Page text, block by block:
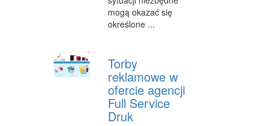
mogą okazać się
określone ...
Torby
reklamowe w
ofercie agencji
Full Service
Druk